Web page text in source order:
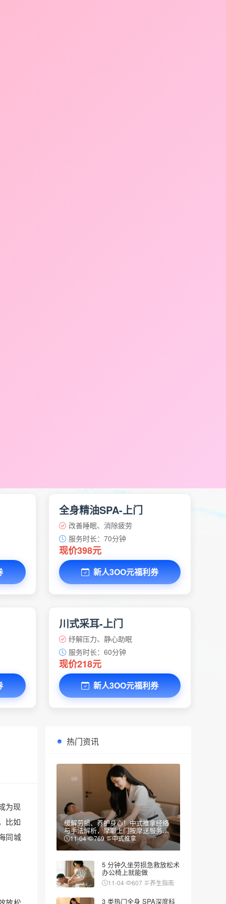
全身精油SPA-上门
改善睡眠、消除疲劳
服务时长：70分钟
现价398元
新人3OO元福利券
川式采耳-上门
纾解压力、静心助眠
服务时长：60分钟
现价218元
新人3OO元福利券
为现
比如
同城
热门资讯
缓解劳损、养护身心！中式推拿经络
与手法解析，摩耶上门按摩送服务到
家11-04 769 中式推拿
5 分钟久坐劳损急救放松术
办公椅上就能做
11-04 607 养生指南
3 类热门全身 SPA深度科